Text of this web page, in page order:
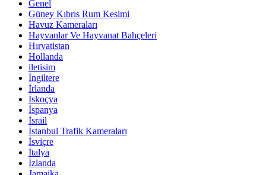
Genel
Güney Kıbrıs Rum Kesimi
Havuz Kameraları
Hayvanlar Ve Hayvanat Bahçeleri
Hırvatistan
Hollanda
iletisim
İngiltere
İrlanda
İskoçya
İspanya
İsrail
İstanbul Trafik Kameraları
İsviçre
İtalya
İzlanda